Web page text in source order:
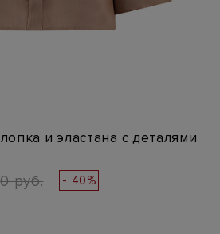
и эластана с деталями
руб. - 40%